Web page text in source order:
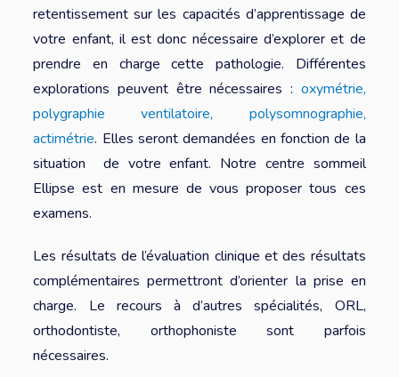
retentissement sur les capacités d’apprentissage de
votre enfant, il est donc nécessaire d’explorer et de
prendre en charge cette pathologie. Différentes
explorations peuvent être nécessaires : oxymétrie,
polygraphie ventilatoire, polysomnographie,
actimétrie. Elles seront demandées en fonction de la
situation de votre enfant. Notre centre sommeil
Ellipse est en mesure de vous proposer tous ces
examens.
Les résultats de l’évaluation clinique et des résultats
complémentaires permettront d’orienter la prise en
charge. Le recours à d’autres spécialités, ORL,
orthodontiste, orthophoniste sont parfois
nécessaires.